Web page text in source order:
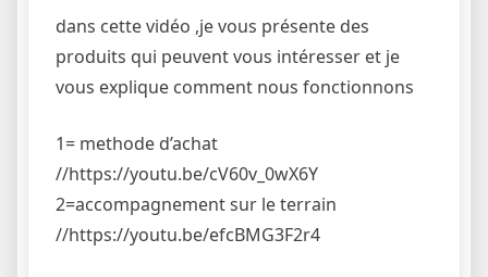
dans cette vidéo ,je vous présente des
produits qui peuvent vous intéresser et je
vous explique comment nous fonctionnons
1= methode d’achat
//https://youtu.be/cV60v_0wX6Y
2=accompagnement sur le terrain
//https://youtu.be/efcBMG3F2r4